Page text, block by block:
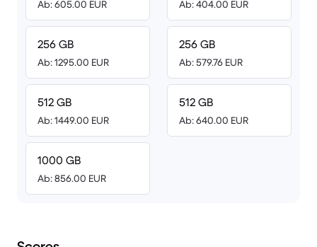
Ab: 605.00 EUR
256 GB
Ab: 1295.00 EUR
512 GB
Ab: 1449.00 EUR
1000 GB
Ab: 856.00 EUR
Ab: 404.00 EUR
256 GB
Ab: 579.76 EUR
512 GB
Ab: 640.00 EUR